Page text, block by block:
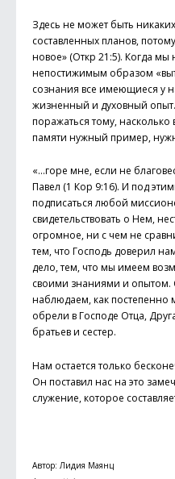
Здесь не может быть
составленных планов,
новое» (Откр 21:5). Когда
непостижимым образом
сознания все имеющиеся у
жизненный и духовный опыт.
поражаться тому, насколько
памяти нужный пример,
«…горе мне, если не
Павел (1 Кор 9:16). И под
подписаться любой
свидетельствовать о Нем,
огромное, ни с чем не
тем, что Господь доверил
дело, тем, что мы имеем
своими знаниями и
наблюдаем, как постепенно
обрели в Господе Отца,
братьев и сестер.
Нам остается только
Он поставил нас на это
служение, которое
Автор: Лидия Маянц